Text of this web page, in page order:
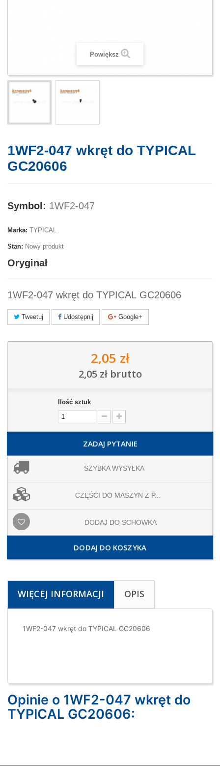
Powiększ
1WF2-047 wkręt do TYPICAL
GC20606
Symbol: 1WF2-047
Marka: TYPICAL
Stan: Nowy produkt
Oryginał
1WF2-047 wkręt do TYPICAL GC20606
Tweetuj Udostępnij Google+
2,05 zł
2,05 złbrutto
Ilość sztuk
ZADAJ PYTANIE
SZYBKA WYSYŁKA
CZĘŚCI DO MASZYN Z P...
DODAJ DO SCHOWKA
DODAJ DO KOSZYKA
WIĘCEJ INFORMACJI OPIS
1WF2-047 wkręt do TYPICAL GC20606
Opinie o 1WF2-047 wkręt do
TYPICAL GC20606: